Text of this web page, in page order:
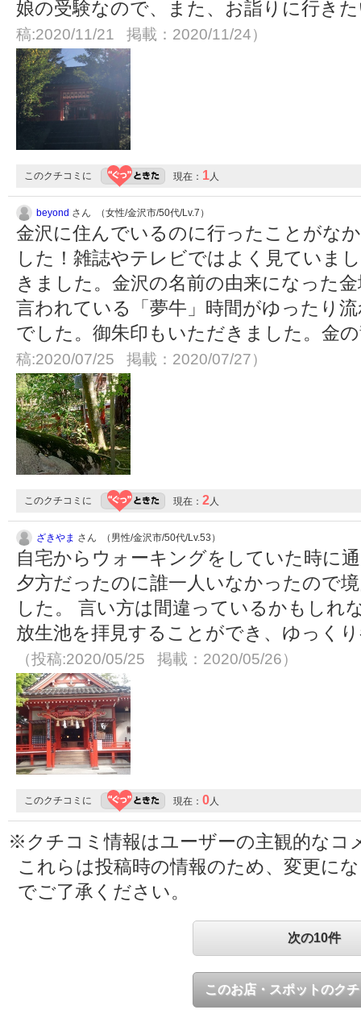
娘の受験なので、また、お詣りに行き
稿:2020/11/21 掲載：2020/11/24）
このクチコミに 現在： 1 人
beyond さん （女性/金沢市/50代/Lv.7）
金沢に住んでいるのに行ったことがな
した！雑誌やテレビではよく見ていま
きました。金沢の名前の由来になった
言われている「夢牛」時間がゆったり
でした。御朱印もいただきました。金
稿:2020/07/25 掲載：2020/07/27）
このクチコミに 現在： 2 人
ざきやま さん （男性/金沢市/50代/Lv.53）
自宅からウォーキングをしていた時に
夕方だったのに誰一人いなかったので
した。 言い方は間違っているかもしれ
放生池を拝見することができ、ゆっく
（投稿:2020/05/25 掲載：2020/05/26）
このクチコミに 現在： 0 人
※クチコミ情報はユーザーの主観的なコ
これらは投稿時の情報のため、変更に
でご了承ください。
次の10件
このお店・スポットのク